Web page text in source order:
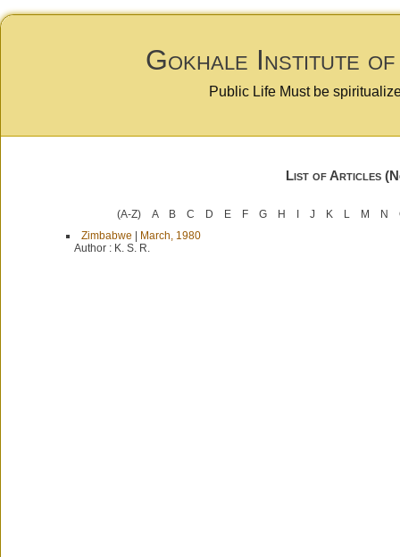
Gokhale Institute
Public Life Must be
List of Articles
(A-Z) A B C D E F G H J K L M N
Zimbabwe
March, 1980
Author : K. S. R.